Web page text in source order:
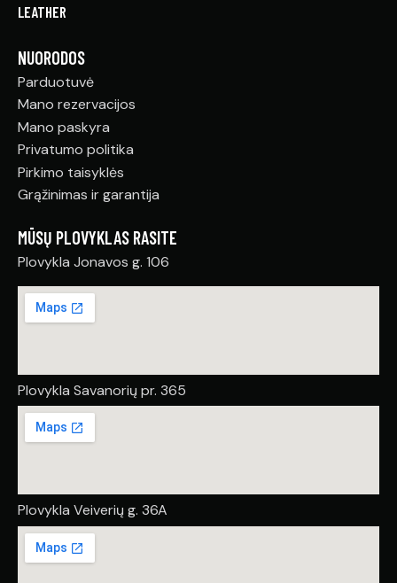
NUORODOS
Parduotuvė
Mano rezervacijos
Mano paskyra
Privatumo politika
Pirkimo taisyklės
Grąžinimas ir garantija
MŪSŲ PLOVYKLAS RASITE
Plovykla Jonavos g. 106
Plovykla Savanorių pr. 365
Plovykla Veiverių g. 36A